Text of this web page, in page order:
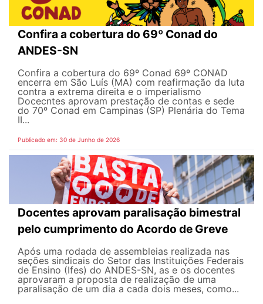
Confira a cobertura do 69º Conad do
ANDES-SN
Confira a cobertura do 69º Conad 69º CONAD
encerra em São Luís (MA) com reafirmação da luta
contra a extrema direita e o imperialismo
Docecntes aprovam prestação de contas e sede
do 70º Conad em Campinas (SP) Plenária do Tema
II...
Publicado em: 30 de Junho de 2026
Docentes aprovam paralisação bimestral
pelo cumprimento do Acordo de Greve
Após uma rodada de assembleias realizada nas
seções sindicais do Setor das Instituições Federais
de Ensino (Ifes) do ANDES-SN, as e os docentes
aprovaram a proposta de realização de uma
paralisação de um dia a cada dois meses, como...